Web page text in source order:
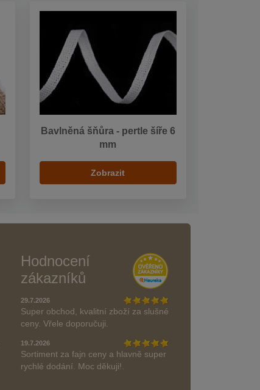
Bavlněná šňůra - pertle šíře 6
mm
Zobrazit
Hodnocení
zákazníků
29.7.2026
Super obchod, kvalitní zboží za slušné
ceny. Vřele doporučuji.
19.7.2026
Sortiment za fajn ceny a hlavně super
rychlé dodání. Moc děkuji!.